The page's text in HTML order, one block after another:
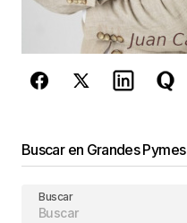
reCAPTCHA y la
privacidad y los
Buscar en Grandes Pymes
Buscar